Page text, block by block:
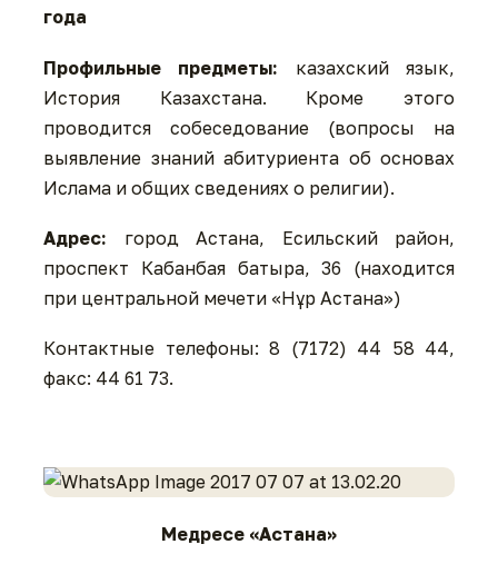
года
Профильные предметы: казахский язык,
История Казахстана. Кроме этого
проводится собеседование (вопросы на
выявление знаний абитуриента об основах
Ислама и общих сведениях о религии).
Адрес: город Астана, Есильский район,
проспект Кабанбая батыра, 36 (находится
при центральной мечети «Нұр Астана»)
Контактные телефоны: 8 (7172) 44 58 44,
факс: 44 61 73.
Медресе «Астана»